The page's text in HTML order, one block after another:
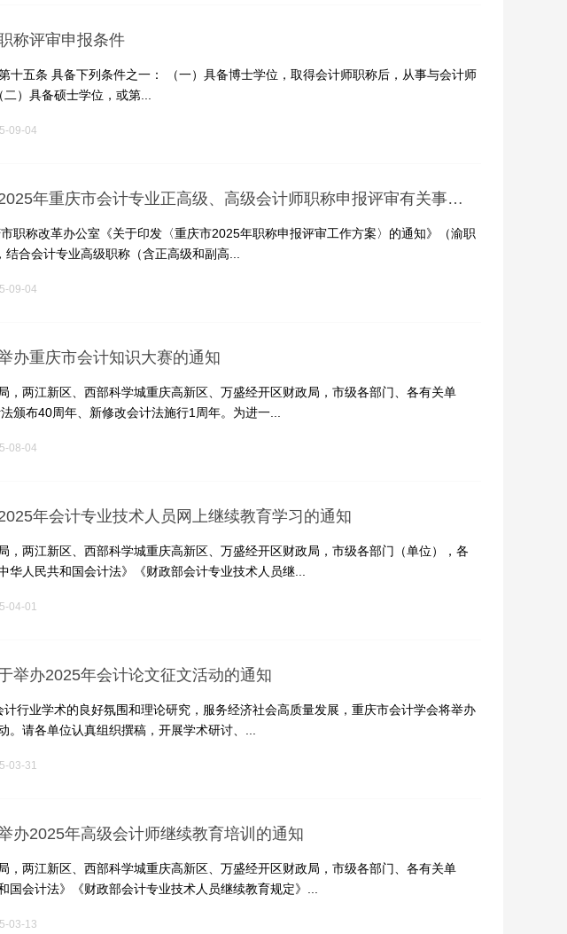
称评审申报条件
五条 具备下列条件之一： （一）具备博士学位，取得会计师职称后，从事与会计师
）具备硕士学位，或第...
09-04
重庆市财政局关于2025年重庆市会计专业正高级、高级会计师职称申报评审有关事项的通知
职称改革办公室《关于印发〈重庆市2025年职称申报评审工作方案〉的通知》（渝职
合会计专业高级职称（含正高级和副高...
09-04
办重庆市会计知识大赛的通知
，两江新区、西部科学城重庆高新区、万盛经开区财政局，市级各部门、各有关单
颁布40周年、新修改会计法施行1周年。为进一...
08-04
年会计专业技术人员网上继续教育学习的通知
，两江新区、西部科学城重庆高新区、万盛经开区财政局，市级各部门（单位），各
华人民共和国会计法》《财政部会计专业技术人员继...
04-01
举办2025年会计论文征文活动的通知
行业学术的良好氛围和理论研究，服务经济社会高质量发展，重庆市会计学会将举办
。请各单位认真组织撰稿，开展学术研讨、...
03-31
办2025年高级会计师继续教育培训的通知
，两江新区、西部科学城重庆高新区、万盛经开区财政局，市级各部门、各有关单
国会计法》《财政部会计专业技术人员继续教育规定》...
03-13